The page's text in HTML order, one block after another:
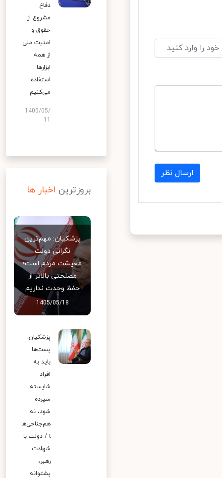
ارسال نظر
دفاع
مشروع از
حقوق و
امنیت ملی
از همه
ابزارها
استفاده
می‌کنیم
1405/05/
بروزترین اخبار ها
پزشکیان: مهم‌ترین
نگرانی دولت
معیشت مردم است؛
مصلحتی بالاتر از
حفظ وحدت نداریم
1405/05/18
پزشکیان:
پست‌ها
باید به
افراد
شایسته
سپرده
شود، نه
هم‌جناحی‌ه
ا / دولت با
شهادت
رهبر،
پشتوانه